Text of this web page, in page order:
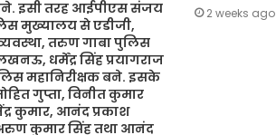
इसी तरह आईपीएस संजय
मुख्यालय से एडीजी,
तरुण गाबा पुलिस
धर्मेंद्र सिंह प्रयागराज
महानिरीक्षक बने. इसके
गुप्ता, विनीत कुमार
कुमार, आनंद प्रकाश
अरुण कुमार सिंह तथा आनंद
2 weeks ago